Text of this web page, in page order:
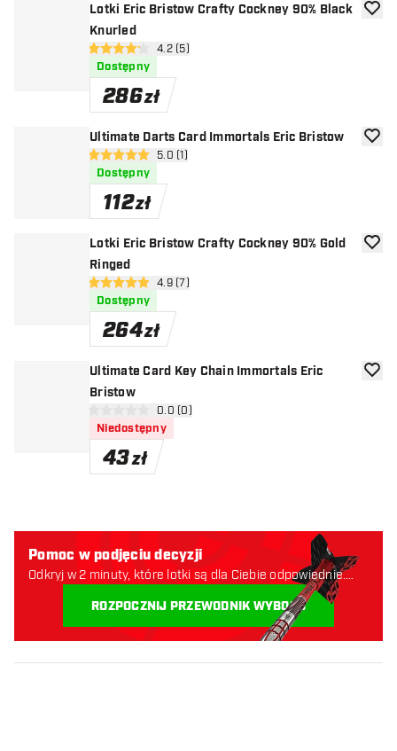
Lotki Eric Bristow Crafty Cockney 90% Black
Knurled
otwórz panel recenzji
4.2 gwiazdki oceny
4.2 (5)
Dostępny
286zł
Ultimate Darts Card Immortals Eric Bristow
otwórz panel recenzji
5 gwiazdki oceny
5.0 (1)
Dostępny
112zł
Lotki Eric Bristow Crafty Cockney 90% Gold
Ringed
otwórz panel recenzji
4.9 gwiazdki oceny
4.9 (7)
Dostępny
264zł
Ultimate Card Key Chain Immortals Eric
Bristow
otwórz panel recenzji
0 gwiazdki oceny0.0 (0)
Niedostępny
43zł
Pomoc w podjęciu decyzji
Odkryj w 2 minuty, które lotki są dla Ciebie odpowiednie.
ROZPOCZNIJ PRZEWODNIK WYBORU